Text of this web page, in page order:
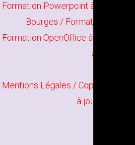
Formation Powerpoint à Bourges
Bourges / Formation Google
Formation OpenOffice à Bourges
à Bourges
Mentions Légales / Copyright
à jour en juin